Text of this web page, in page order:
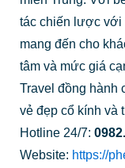
tác chiến lược với
mang đến cho
tâm và mức giá
Travel đồng hành
vẻ đẹp cổ kính và
Hotline 24/7:
Website: https://